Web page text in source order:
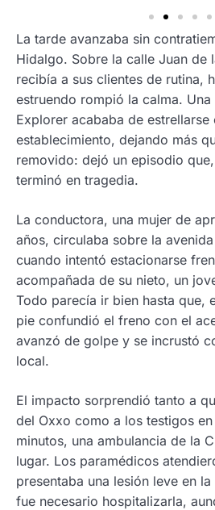
La tarde avanzaba sin
Hidalgo. Sobre la calle Juan de
recibía a sus clientes de rutina,
estruendo rompió la calma. Una
Explorer acababa de
establecimiento, dejando más
removido: dejó un episodio
terminó en tragedia.
La conductora, una mujer de
años, circulaba sobre la
cuando intentó estacionarse
acompañada de su nieto, un
Todo parecía ir bien hasta que,
pie confundió el freno con el
avanzó de golpe y se incrustó
local.
El impacto sorprendió tanto a
del Oxxo como a los testigos
minutos, una ambulancia de la
lugar. Los paramédicos
presentaba una lesión leve en
fue necesario hospitalizarla,